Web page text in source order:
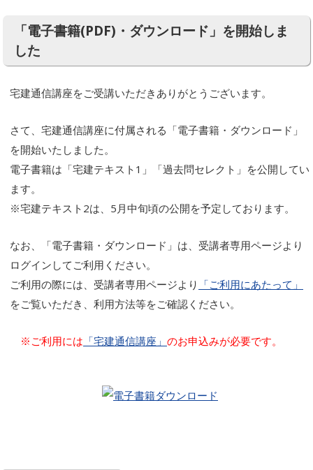
「電子書籍(PDF)・ダウンロード」を開始しま
した
宅建通信講座をご受講いただきありがとうございます。
さて、宅建通信講座に付属される「電子書籍・ダウンロード」
を開始いたしました。
電子書籍は「宅建テキスト1」「過去問セレクト」を公開してい
ます。
※宅建テキスト2は、5月中旬頃の公開を予定しております。
なお、「電子書籍・ダウンロード」は、受講者専用ページより
ログインしてご利用ください。
ご利用の際には、受講者専用ページより 「ご利用にあたって」
をご覧いただき、利用方法等をご確認ください。
※ご利用には 「宅建通信講座」 のお申込みが必要です。